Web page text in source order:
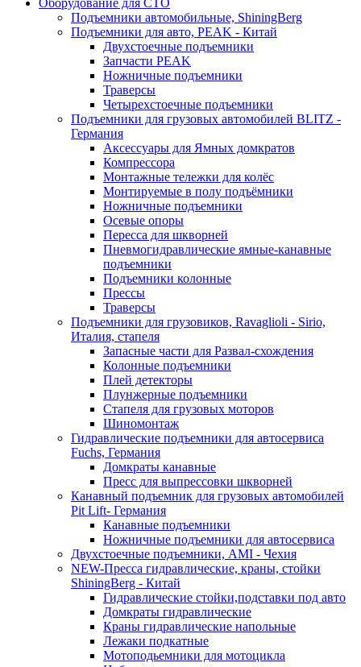
Оборудование для СТО
Подъемники автомобильные, ShiningBerg
Подъемники для авто, PEAK - Китай
Двухстоечные подъемники
Запчасти PEAK
Ножничные подъемники
Траверсы
Четырехстоечные подъемники
Подъемники для грузовых автомобилей BLITZ -
Германия
Аксессуары для Ямных домкратов
Компрессора
Монтажные тележки для колёс
Монтируемые в полу подъёмники
Ножничные подъемники
Осевые опоры
Пересса для шкворней
Пневмогидравлические ямные-канавные
подъемники
Подъемники колонные
Прессы
Траверсы
Подъемники для грузовиков, Ravaglioli - Sirio,
Италия, стапеля
Запасные части для Развал-схождения
Колонные подъемники
Плей детекторы
Плунжерные подъемники
Стапеля для грузовых моторов
Шиномонтаж
Гидравлические подъемники для автосервиса
Fuchs, Германия
Домкраты канавные
Пресс для выпрессовки шкворней
Канавный подъемник для грузовых автомобилей
Pit Lift- Германия
Канавные подъемники
Ножничные подъемники для автосервиса
Двухстоечные подъемники, АМІ - Чехия
NEW-Пресса гидравлические, краны, стойки
ShiningBerg - Китай
Гидравлические стойки,подставки под авто
Домкраты гидравлические
Краны гидравлические напольные
Лежаки подкатные
Мотоподьемники для мотоцикла